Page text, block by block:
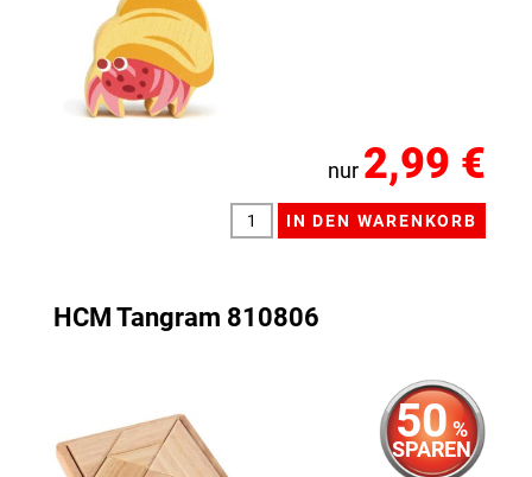
nur 2,99 €
HCM Tangram 810806
50 %
SPAREN